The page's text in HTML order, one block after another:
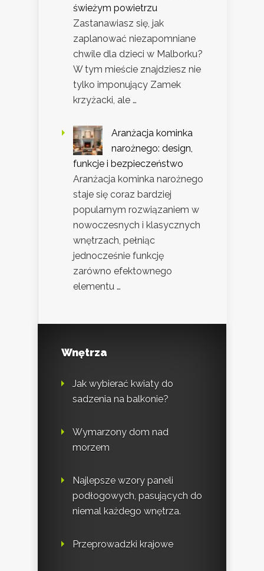
świeżym powietrzu
Zastanawiasz się, jak
zaplanować niezapomniane
chwile dla dzieci w Malborku?
W tym mieście znajdziesz nie
tylko imponujący Zamek
krzyżacki, ale …
Aranżacja kominka
narożnego: design,
funkcje i bezpieczeństwo
Aranżacja kominka narożnego
staje się coraz bardziej
popularnym rozwiązaniem w
nowoczesnych i klasycznych
wnętrzach, pełniąc
jednocześnie funkcję
zarówno efektownego
elementu …
Wnętrza
Jak wybierać kwiaty do
sadzenia na balkonie?
Wymarzony dom nad
morzem
Najlepsze wzory paneli
podłogowych, pasujących do
niemal każdego wnętrza.
Przeprowadzki krajowe